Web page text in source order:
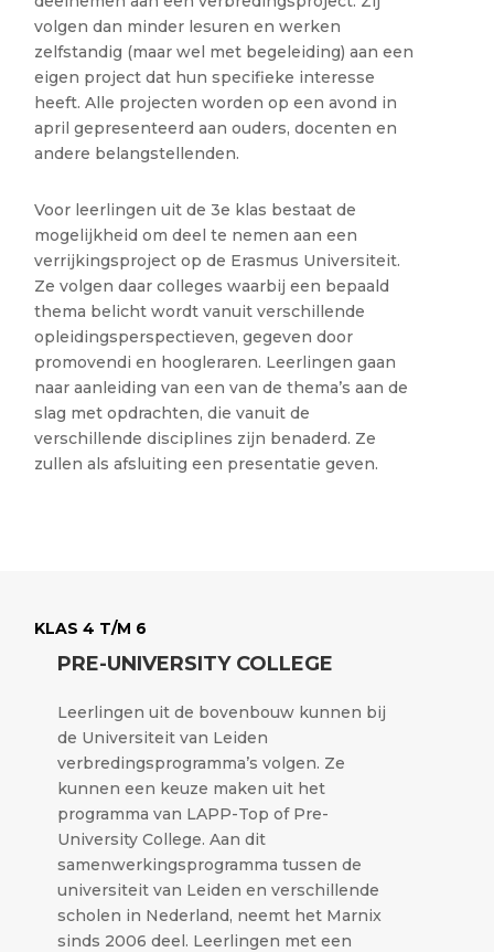
volgen dan minder lesuren en werken
zelfstandig (maar wel met begeleiding) aan een
eigen project dat hun specifieke interesse
heeft. Alle projecten worden op een avond in
april gepresenteerd aan ouders, docenten en
andere belangstellenden.
Voor leerlingen uit de 3e klas bestaat de
mogelijkheid om deel te nemen aan een
verrijkingsproject op de Erasmus Universiteit.
Ze volgen daar colleges waarbij een bepaald
thema belicht wordt vanuit verschillende
opleidingsperspectieven, gegeven door
promovendi en hoogleraren. Leerlingen gaan
naar aanleiding van een van de thema’s aan de
slag met opdrachten, die vanuit de
verschillende disciplines zijn benaderd. Ze
zullen als afsluiting een presentatie geven.
KLAS 4 T/M 6
PRE-UNIVERSITY COLLEGE
Leerlingen uit de bovenbouw kunnen bij
de Universiteit van Leiden
verbredingsprogramma’s volgen. Ze
kunnen een keuze maken uit het
programma van LAPP-Top of Pre-
University College. Aan dit
samenwerkingsprogramma tussen de
universiteit van Leiden en verschillende
scholen in Nederland, neemt het Marnix
sinds 2006 deel. Leerlingen met een